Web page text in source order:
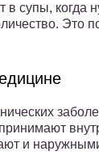
в супы, когда
Это
и